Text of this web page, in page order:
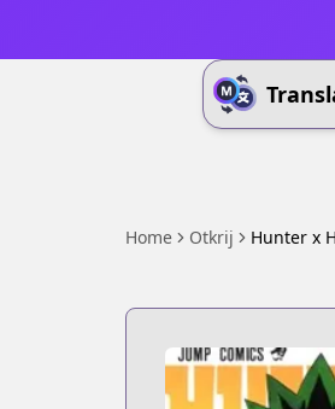
Home Otkrij Hunter x